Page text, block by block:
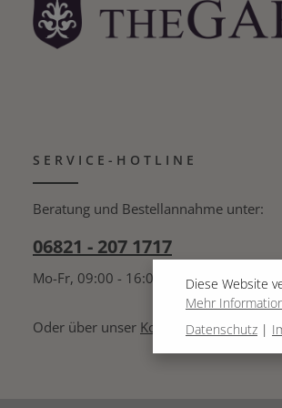
SERVICE-HOTLINE
Beratung und Bestellannahme unter:
06821 - 207 1717
Mo-Fr, 09:00 - 16:00 Uhr
Oder über unser Kontaktformular .
Diese Website
Mehr
Datenschutz |